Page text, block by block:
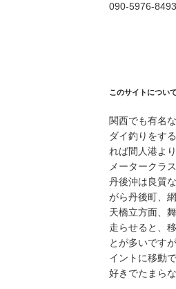
090-5976-8493
このサイトについて
関西でも有名
ダイ釣りをす
れば間人港よ
メータークラ
丹後沖は良質
がら丹後町、
天橋立方面、
走らせると、
とが多いです
イントに移動
好きでたまら